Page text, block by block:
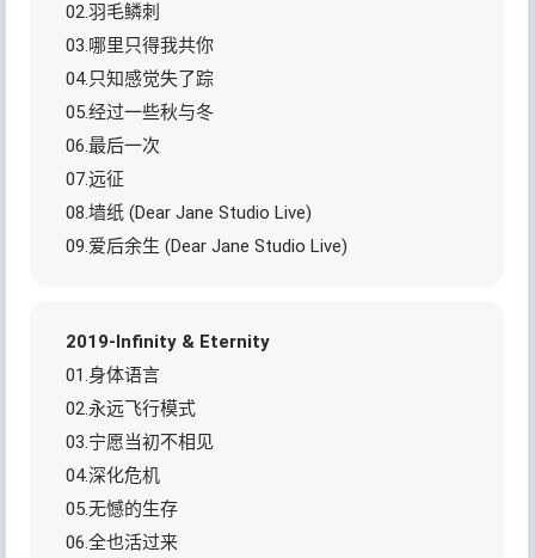
02.羽毛鳞刺
03.哪里只得我共你
04.只知感觉失了踪
05.经过一些秋与冬
06.最后一次
07.远征
08.墙纸 (Dear Jane Studio Live)
09.爱后余生 (Dear Jane Studio Live)
2019-Infinity & Eternity
01.身体语言
02.永远飞行模式
03.宁愿当初不相见
04.深化危机
05.无憾的生存
06.全也活过来